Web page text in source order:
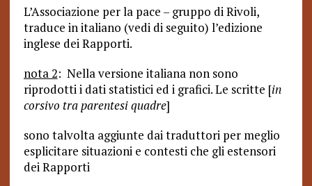
L’Associazione per la pace – gruppo di Rivoli,
traduce in italiano (vedi di seguito) l’edizione
inglese dei Rapporti.
nota 2: Nella versione italiana non sono
riprodotti i dati statistici ed i grafici. Le scritte [in
corsivo tra parentesi quadre]
sono talvolta aggiunte dai traduttori per meglio
esplicitare situazioni e contesti che gli estensori
dei Rapporti